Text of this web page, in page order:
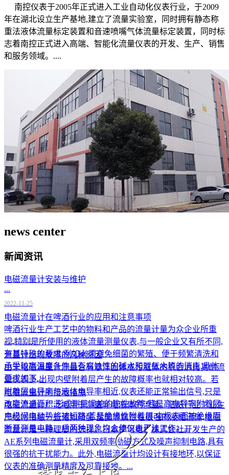
南控仪表于2005年正式进入工业自动化仪表行业，于2009
年在湖北设立生产基地,建立了流量实验室，同时拥有静态称
重法液体流量标定装置和音速喷嘴气体流量标定装置，同时标
志着南控正式进入高端、智能化流量仪表的开发、生产、销售
和服务领域。....
news center
新闻资讯
电磁流量计安装与维护
...
2022-11-25
电磁流量计在啤酒行业的应用和注意事项
​啤酒行业生产工艺中的物料和产品的流量计量为众企业所重
视,特别是所使用的液体流量测量仪表,与一般企业又有所不同,
有其特殊的要求,例如必须避免细菌的繁殖、便于频繁清洗和
承受较高温度条件具有腐蚀性的碱水和双氧水等的消毒,具体
要求如下...
2022-01-19
流量计出现故障的几种原因
由于电磁流量计测量含有悬浮固体或污脏体的机会远比其他流
量仪表多,出现内壁附着层产生的故障概率也就相对较高。若
附着层电导率与液体电导率相近,仪表还能正常输出信号,只是
改变流通面积,形成测量误差的隐性故障;若是高电导率附着层,
电极间电动势将被短路;若是绝缘性附着层,电极表面被绝缘而
断开测量电路。后两种现象均会使仪表无法工作。...
2022-01-19
电磁流量计的接地措施
电磁流量计广泛地用于测量导电液体的流量。造纸行业工业生
产经常接触一些诸如硫酸,盐酸等腐蚀性很强的液相流体,电磁
流量计是一种理想的选择。日本横河电机株式会社开发生产的
AE系列电磁流量计,采用双频率励磁方式及噪声抑制电路,具有
很强的抗干扰能力。此外,电磁流量计均设计有接地环,以保证
仪表的准确测量精度及可靠接地。...
2022-01-12